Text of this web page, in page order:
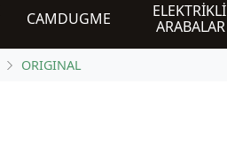
CAMDUGME
ELEKTRİKLİ
ARABALAR
ORIGINAL